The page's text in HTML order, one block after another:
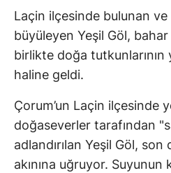
Laçin ilçesinde bulunan ve
büyüleyen Yeşil Göl, bahar
birlikte doğa
haline geldi.
Çorum’un Laçin ilçesinde
doğaseverler tarafından
adlandırılan Yeşil Göl,
akınına uğruyor.